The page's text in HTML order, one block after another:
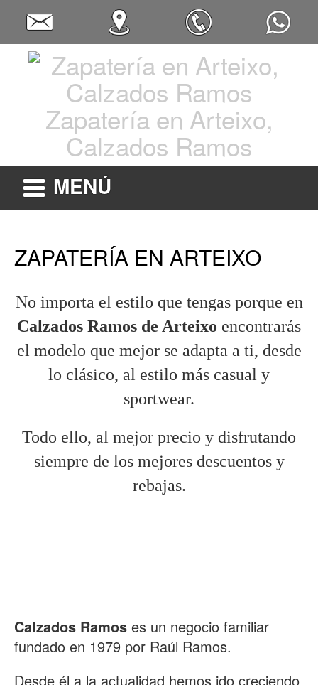
Zapatería en Arteixo,
Calzados Ramos
MENÚ
ZAPATERÍA EN ARTEIXO
No importa el estilo que tengas porque en
Calzados Ramos de Arteixo encontrarás
el modelo que mejor se adapta a ti, desde
lo clásico, al estilo más casual y
sportwear.
Todo ello, al mejor precio y disfrutando
siempre de los mejores descuentos y
rebajas.
Calzados Ramos es un negocio familiar
fundado en 1979 por Raúl Ramos.
Desde él a la actualidad hemos ido creciendo